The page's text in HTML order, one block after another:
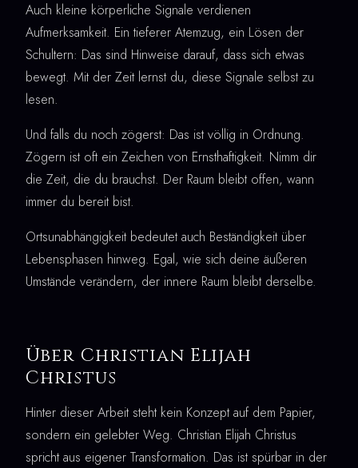
Auch kleine körperliche Signale verdienen
Aufmerksamkeit. Ein tieferer Atemzug, ein Lösen der
Schultern: Das sind Hinweise darauf, dass sich etwas
bewegt. Mit der Zeit lernst du, diese Signale selbst zu
lesen.
Und falls du noch zögerst: Das ist völlig in Ordnung.
Zögern ist oft ein Zeichen von Ernsthaftigkeit. Nimm dir
die Zeit, die du brauchst. Der Raum bleibt offen, wann
immer du bereit bist.
Ortsunabhängigkeit bedeutet auch Beständigkeit über
Lebensphasen hinweg. Egal, wie sich deine äußeren
Umstände verändern, der innere Raum bleibt derselbe.
Über Christian Elijah
Christus
Hinter dieser Arbeit steht kein Konzept auf dem Papier,
sondern ein gelebter Weg. Christian Elijah Christus
spricht aus eigener Transformation. Das ist spürbar in der